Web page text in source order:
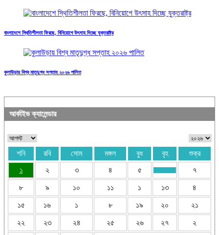
বাংলাদেশে স্থিতিশীলতা ফিরছে, বিনিয়োগে উৎসাহ দিচ্ছে যুক্তরাষ্ট্র
কুলাউড়ায় বিশ্ব মাতৃদুগ্ধ সপ্তাহ ২০২৬ পালিত
আর্কাইভ ক্যালেন্ডার
শনি রবি সোম মঙ্গল বুধ বৃহ
শুক্র
১
২ ৩ ৪ ৫ ৭
৮ ৯ ১০ ১১ ১ ১৩ ৪
১৫ ১৬ ১ ৮ ১৯ ২০ ২১
২২ ২৩ ২৪ ২৫ ২৬ ২৭ ২